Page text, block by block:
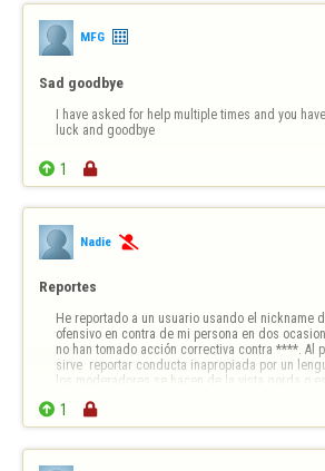
MFG
Sad goodbye
I have asked for help multiple times and you
luck and goodbye
 1 
Nadie 
Reportes
He reportado a un usuario usando el nickname
ofensivo en contra de mi persona en dos
no han tomado acción correctiva contra ****. Al
sirve  reportar conducta inapropiada por un
los moderadores se hacen de la vista gorda o
 1 